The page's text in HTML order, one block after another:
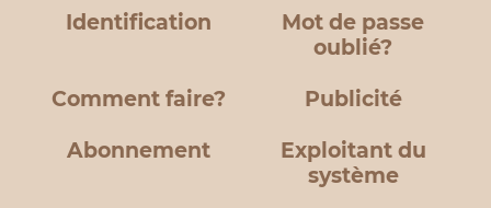
Identification
Mot de passe
oublié?
Comment faire? Publicité
Abonnement
Exploitant du
système